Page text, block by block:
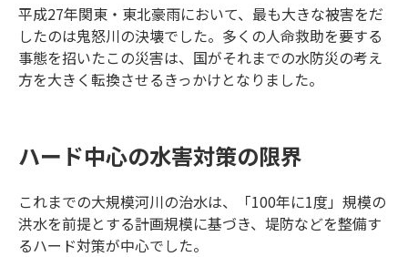
平成27年関東・東北豪雨において、最も大きな被害をだ
したのは鬼怒川の決壊でした。多くの人命救助を要する
事態を招いたこの災害は、国がそれまでの水防災の考え
方を大きく転換させるきっかけとなりました。
ハード中心の水害対策の限界
これまでの大規模河川の治水は、「100年に1度」規模の
洪水を前提とする計画規模に基づき、堤防などを整備す
るハード対策が中心でした。